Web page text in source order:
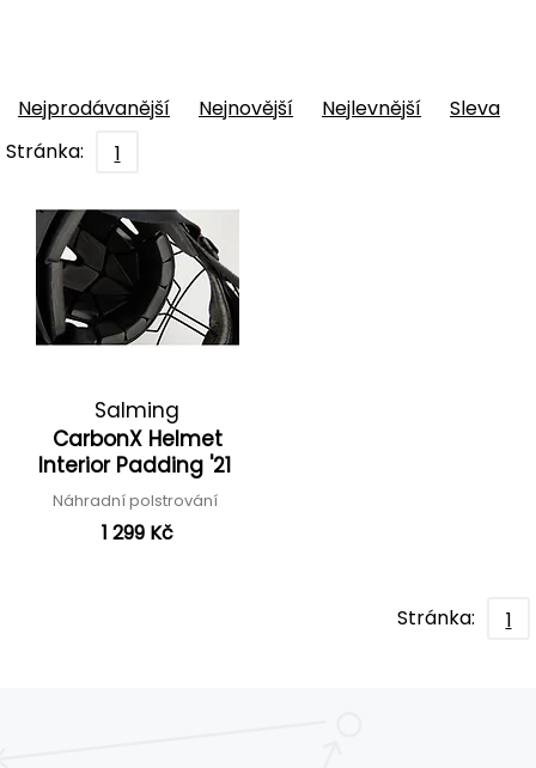
Nejprodávanější Nejnovější Nejlevnější
Sleva
Stránka:
1
Salming
CarbonX Helmet
Interior Padding '21
Náhradní polstrování
1 299 Kč
Stránka: 1